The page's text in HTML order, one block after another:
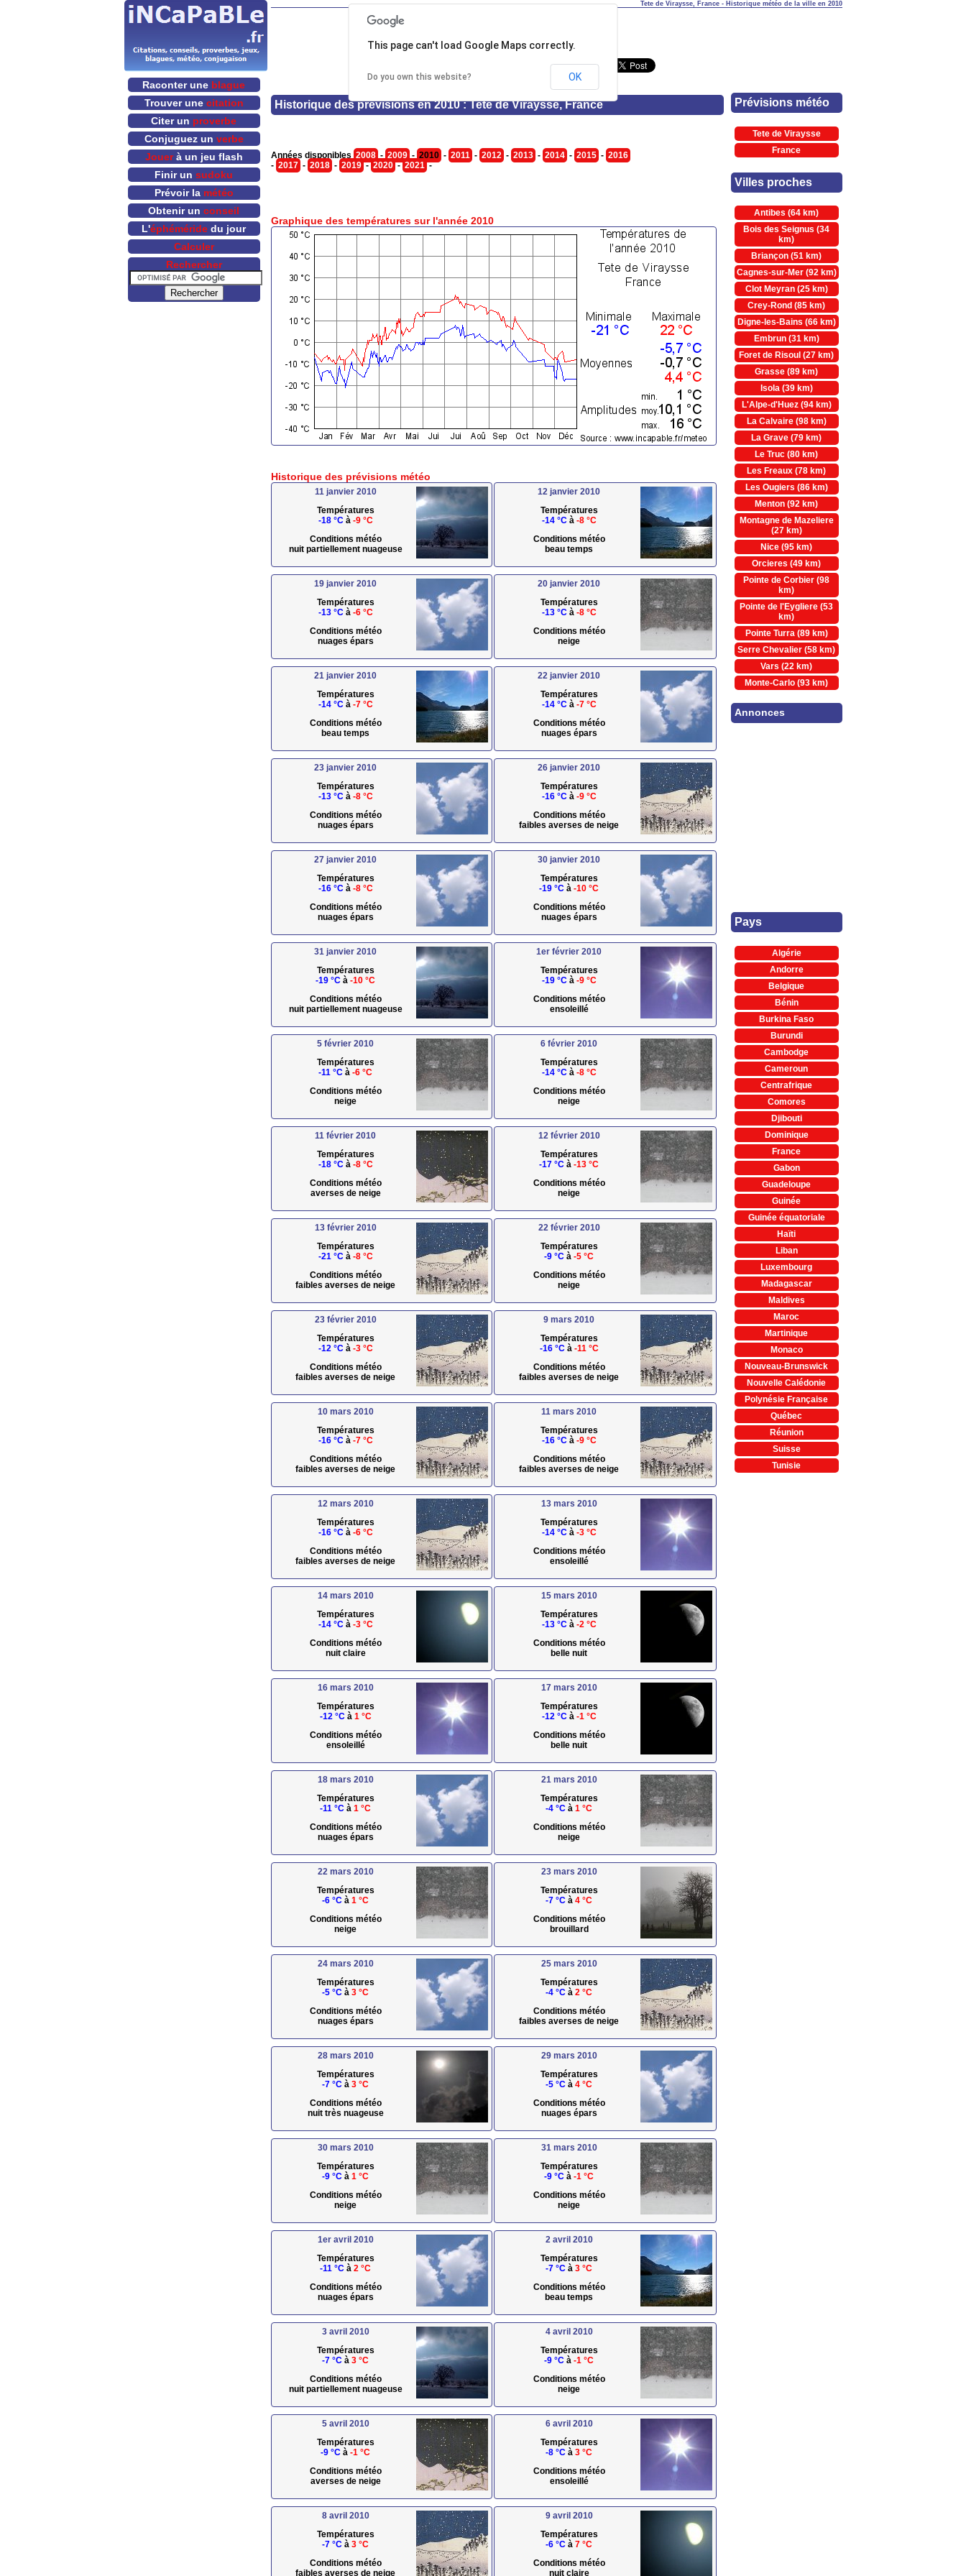
Tete de Viraysse, France - Historique météo de la ville en 2010
Historique des prévisions en 2010 : Tete de Viraysse, France
Années disponibles 2008 - 2009 - 2010 - 2011 - 2012 - 2013 - 2014 - 2015 - 2016
- 2017 - 2018 - 2019 - 2020 - 2021 -
Graphique des températures sur l'année 2010
Historique des prévisions météo
11 janvier 2010
Températures
-18 °Cà -9 °C
Conditions météo
nuit partiellement nuageuse
12 janvier 2010
Températures
-14 °Cà -8 °C
Conditions météo
beau temps
19 janvier 2010
Températures
-13 °Cà -6 °C
Conditions météo
nuages épars
20 janvier 2010
Températures
-13 °Cà -8 °C
Conditions météo
neige
21 janvier 2010
Températures
-14 °Cà -7 °C
Conditions météo
beau temps
22 janvier 2010
Températures
-14 °Cà -7 °C
Conditions météo
nuages épars
23 janvier 2010
Températures
-13 °Cà -8 °C
Conditions météo
nuages épars
26 janvier 2010
Températures
-16 °Cà -9 °C
Conditions météo
faibles averses de neige
27 janvier 2010
Températures
-16 °Cà -8 °C
Conditions météo
nuages épars
30 janvier 2010
Températures
-19 °C à -10 °C
Conditions météo
nuages épars
31 janvier 2010
Températures
-19 °C à -10 °C
Conditions météo
nuit partiellement nuageuse
1er février 2010
Températures
-19 °Cà -9 °C
Conditions météo
ensoleillé
5 février 2010
Températures
-11 °C à -6 °C
Conditions météo
neige
6 février 2010
Températures
-14 °Cà -8 °C
Conditions météo
neige
11 février 2010
Températures
-18 °Cà -8 °C
Conditions météo
averses de neige
12 février 2010
Températures
-17 °C à -13 °C
Conditions météo
neige
13 février 2010
Températures
-21 °Cà -8 °C
Conditions météo
faibles averses de neige
22 février 2010
Températures
-9 °C à -5 °C
Conditions météo
neige
23 février 2010
Températures
-12 °Cà -3 °C
Conditions météo
faibles averses de neige
9 mars 2010
Températures
-16 °Cà -11 °C
Conditions météo
faibles averses de neige
10 mars 2010
Températures
-16 °Cà -7 °C
Conditions météo
faibles averses de neige
11 mars 2010
Températures
-16 °Cà -9 °C
Conditions météo
faibles averses de neige
12 mars 2010
Températures
-16 °Cà -6 °C
Conditions météo
faibles averses de neige
13 mars 2010
Températures
-14 °Cà -3 °C
Conditions météo
ensoleillé
14 mars 2010
Températures
-14 °Cà -3 °C
Conditions météo
nuit claire
15 mars 2010
Températures
-13 °Cà -2 °C
Conditions météo
belle nuit
16 mars 2010
Températures
-12 °Cà 1 °C
Conditions météo
ensoleillé
17 mars 2010
Températures
-12 °Cà -1 °C
Conditions météo
belle nuit
18 mars 2010
Températures
-11 °C à 1 °C
Conditions météo
nuages épars
21 mars 2010
Températures
-4 °C à 1 °C
Conditions météo
neige
22 mars 2010
Températures
-6 °C à 1 °C
Conditions météo
neige
23 mars 2010
Températures
-7 °C à 4 °C
Conditions météo
brouillard
24 mars 2010
Températures
-5 °C à 3 °C
Conditions météo
nuages épars
25 mars 2010
Températures
-4 °C à 2 °C
Conditions météo
faibles averses de neige
28 mars 2010
Températures
-7 °C à 3 °C
Conditions météo
nuit très nuageuse
29 mars 2010
Températures
-5 °C à 4 °C
Conditions météo
nuages épars
30 mars 2010
Températures
-9 °C à 1 °C
Conditions météo
neige
31 mars 2010
Températures
-9 °C à -1 °C
Conditions météo
neige
1er avril 2010
Températures
-11 °C à 2 °C
Conditions météo
nuages épars
2 avril 2010
Températures
-7 °C à 3 °C
Conditions météo
beau temps
3 avril 2010
Températures
-7 °C à 3 °C
Conditions météo
nuit partiellement nuageuse
4 avril 2010
Températures
-9 °C à -1 °C
Conditions météo
neige
5 avril 2010
Températures
-9 °C à -1 °C
Conditions météo
averses de neige
6 avril 2010
Températures
-8 °C à 3 °C
Conditions météo
ensoleillé
8 avril 2010
Températures
-7 °C à 3 °C
Conditions météo
faibles averses de neige
9 avril 2010
Températures
-6 °C à 7 °C
Conditions météo
nuit claire
This page can't load Google Maps correctly.
Do you own this website? OK
Prévisions météo
Tete de Viraysse
France
Villes proches
Antibes (64 km)
Bois des Seignus (34
km)
Briançon (51 km)
Cagnes-sur-Mer (92 km)
Clot Meyran (25 km)
Crey-Rond (85 km)
Digne-les-Bains (66 km)
Embrun (31 km)
Foret de Risoul (27 km)
Grasse (89 km)
Isola (39 km)
L'Alpe-d'Huez (94 km)
La Calvaire (98 km)
La Grave (79 km)
Le Truc (80 km)
Les Freaux (78 km)
Les Ougiers (86 km)
Menton (92 km)
Montagne de Mazeliere
(27 km)
Nice (95 km)
Orcieres (49 km)
Pointe de Corbier (98
km)
Pointe de l'Eygliere (53
km)
Pointe Turra (89 km)
Serre Chevalier (58 km)
Vars (22 km)
Monte-Carlo (93 km)
Annonces
Pays
Algérie
Andorre
Belgique
Bénin
Burkina Faso
Burundi
Cambodge
Cameroun
Centrafrique
Comores
Djibouti
Dominique
France
Gabon
Guadeloupe
Guinée
Guinée équatoriale
Haïti
Liban
Luxembourg
Madagascar
Maldives
Maroc
Martinique
Monaco
Nouveau-Brunswick
Nouvelle Calédonie
Polynésie Française
Québec
Réunion
Suisse
Tunisie
Raconter une blague
Trouver une citation
Citer un proverbe
Conjuguez un verbe
Jouerà un jeu flash
Finir un sudoku
Prévoir la météo
Obtenir un conseil
L'éphéméride du jour
Calculer
Rechercher